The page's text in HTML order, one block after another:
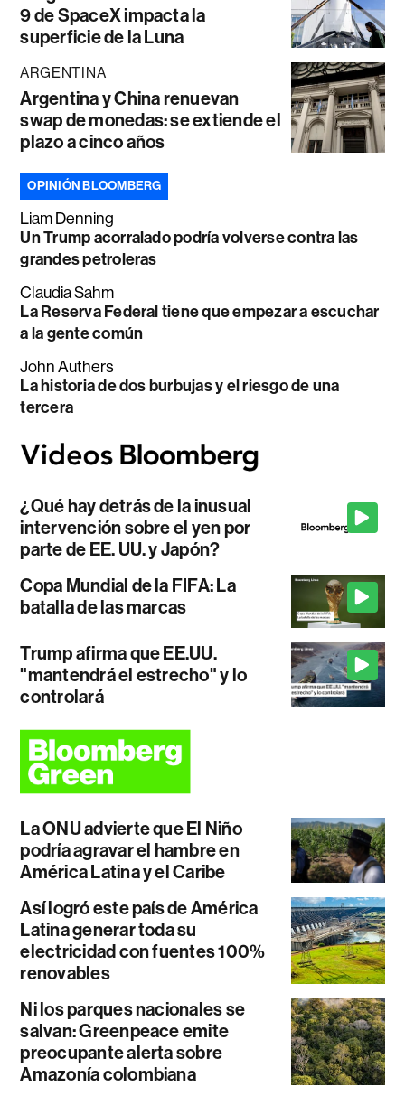
9 de SpaceX impacta la
superficie de la Luna
ARGENTINA
Argentina y China renuevan
swap de monedas: se extiende el
plazo a cinco años
OPINIÓN BLOOMBERG
Liam Denning
Un Trump acorralado podría volverse contra las
grandes petroleras
Claudia Sahm
La Reserva Federal tiene que empezar a escuchar
a la gente común
John Authers
La historia de dos burbujas y el riesgo de una
tercera
¿Qué hay detrás de la inusual
intervención sobre el yen por
parte de EE. UU. y Japón?
Copa Mundial de la FIFA: La
batalla de las marcas
Trump afirma que EE.UU.
"mantendrá el estrecho" y lo
controlará
La ONU advierte que El Niño
podría agravar el hambre en
América Latina y el Caribe
Así logró este país de América
Latina generar toda su
electricidad con fuentes 100%
renovables
Ni los parques nacionales se
salvan: Greenpeace emite
preocupante alerta sobre
Amazonía colombiana